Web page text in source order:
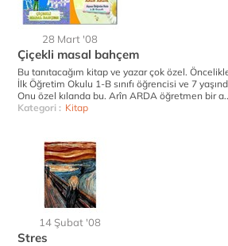
28 Mart '08
Çiçekli masal bahçem
Bu tanıtacağım kitap ve yazar çok özel.
İlk Öğretim Okulu 1-B sınıfı öğrencisi ve 7
Onu özel kılanda bu. Arîn ARDA öğretmen bir a..
Kategori : Kitap
14 Şubat '08
Stres